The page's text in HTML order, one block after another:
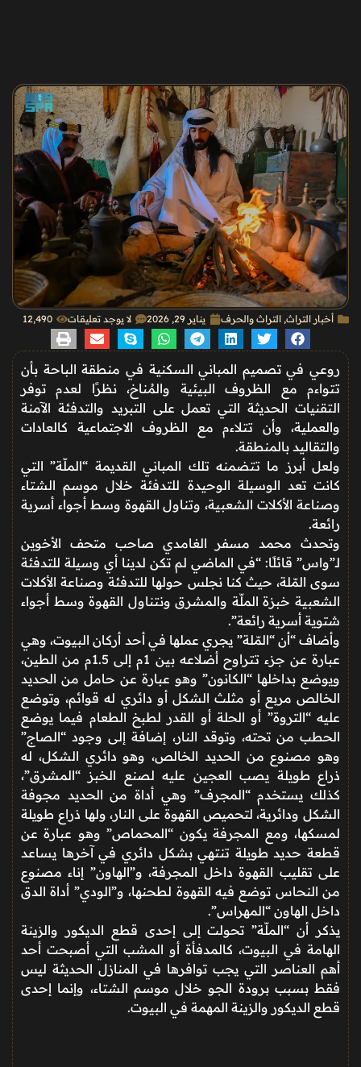
أخبار التراث, التراث والحرف يناير 29, 2026 لا يوجد تعليقات 12٬490
روعي في تصميم المباني السكنية في منطقة الباحة بأن
تتواءم مع الظروف البيئية والمُناخ، نظرًا لعدم توفر
التقنيات الحديثة التي تعمل على التبريد والتدفئة الآمنة
والعملية، وأن تتلاءم مع الظروف الاجتماعية كالعادات
والتقاليد بالمنطقة.
ولعل أبرز ما تتضمنه تلك المباني القديمة “الملّة” التي
كانت تعد الوسيلة الوحيدة للتدفئة خلال موسم الشتاء
وصناعة الأكلات الشعبية، وتناول القهوة وسط أجواء أسرية
رائعة.
وتحدث محمد مسفر الغامدي صاحب متحف الأخوين
لـ”واس” قائلًا: “في الماضي لم تكن لدينا أي وسيلة للتدفئة
سوى المّلة، حيث كنا نجلس حولها للتدفئة وصناعة الأكلات
الشعبية خبزة الملّة والمشرق ونتناول القهوة وسط أجواء
شتوية أسرية رائعة”.
وأضاف “أن “المّلة” يجري عملها في أحد أركان البيوت، وهي
عبارة عن جزء تتراوح أضلاعه بين 1م إلى 1.5م من الطين،
ويوضع بداخلها “الكانون” وهو عبارة عن حامل من الحديد
الخالص مربع أو مثلث الشكل أو دائري له قوائم، وتوضع
عليه “التروة” أو الحلة أو القدر لطبخ الطعام فيما يوضع
الحطب من تحته، وتوقد النار، إضافة إلى وجود “الصاج”
وهو مصنوع من الحديد الخالص، وهو دائري الشكل، له
ذراع طويلة يصب العجين عليه لصنع الخبز “المشرق”،
كذلك يستخدم “المجرف” وهي أداة من الحديد مجوفة
الشكل ودائرية، لتحميص القهوة على النار، ولها ذراع طويلة
لمسكها، ومع المجرفة يكون “المحماص” وهو عبارة عن
قطعة حديد طويلة تنتهي بشكل دائري في آخرها يساعد
على تقليب القهوة داخل المجرفة، و”الهاون” إناء مصنوع
من النحاس توضع فيه القهوة لطحنها، و”الودي” أداة الدق
داخل الهاون “المهراس”.
يذكر أن “الملّة” تحولت إلى إحدى قطع الديكور والزينة
الهامة في البيوت، كالمدفأة أو المشب التي أصبحت أحد
أهم العناصر التي يجب توافرها في المنازل الحديثة ليس
فقط بسبب برودة الجو خلال موسم الشتاء، وإنما إحدى
قطع الديكور والزينة المهمة في البيوت.